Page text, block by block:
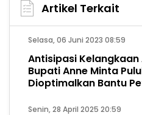
Artikel Terkait
Selasa, 06 Juni 2023 08:59
Antisipasi Kelangkaan
Bupati Anne Minta
Dioptimalkan Bantu
Senin, 28 April 2025 20:59